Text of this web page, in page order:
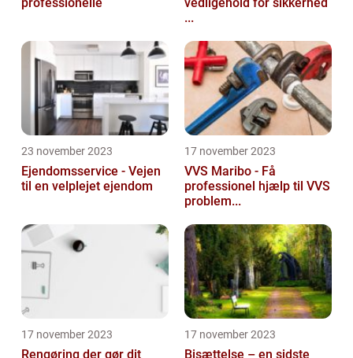
...
23 november 2023
Ejendomsservice - Vejen
til en velplejet ejendom
17 november 2023
VVS Maribo - Få
professionel hjælp til VVS
problem...
17 november 2023
Rengøring der gør dit
17 november 2023
Bisættelse – en sidste